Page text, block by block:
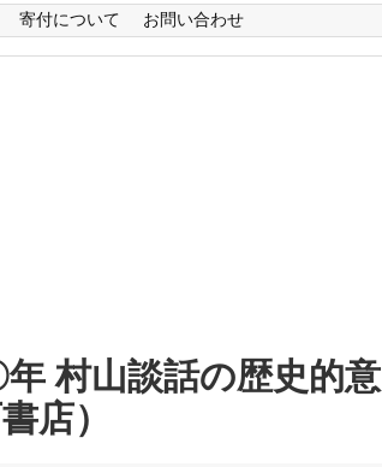
寄付について お問い合わせ
村山談話の歴史的意
店）